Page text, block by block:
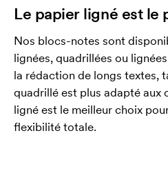
Le papier ligné est le
Nos blocs-notes sont
lignées, quadrillées ou
la rédaction de longs textes,
quadrillé est plus adapté aux
ligné est le meilleur choix
flexibilité totale.